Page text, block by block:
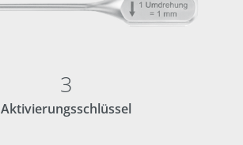
3
Aktivierungsschlüssel